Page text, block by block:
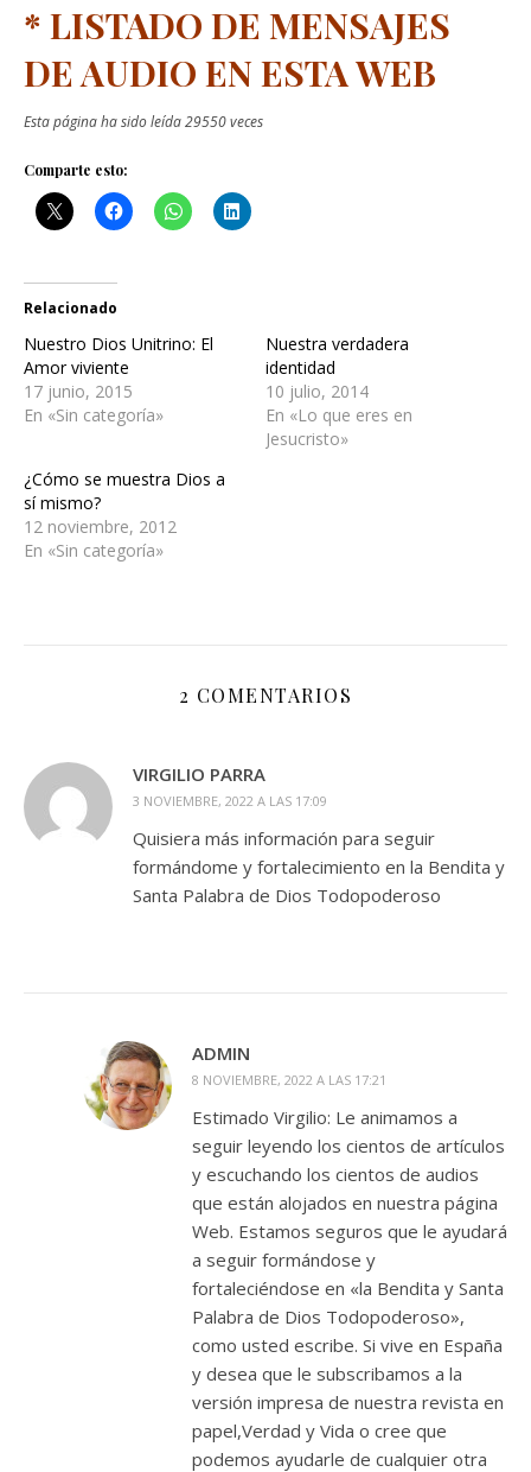
* LISTADO DE MENSAJES
DE AUDIO EN ESTA WEB
Esta página ha sido leída 29550 veces
Comparte esto:
Relacionado
Nuestro Dios Unitrino: El
Amor viviente
17 junio, 2015
En «Sin categoría»
Nuestra verdadera
identidad
10 julio, 2014
En «Lo que eres en
Jesucristo»
¿Cómo se muestra Dios a
sí mismo?
12 noviembre, 2012
En «Sin categoría»
2 COMENTARIOS
VIRGILIO PARRA
3 NOVIEMBRE, 2022 A LAS 17:09
Quisiera más información para seguir
formándome y fortalecimiento en la Bendita y
Santa Palabra de Dios Todopoderoso
ADMIN
8 NOVIEMBRE, 2022 A LAS 17:21
Estimado Virgilio: Le animamos a
seguir leyendo los cientos de artículos
y escuchando los cientos de audios
que están alojados en nuestra página
Web. Estamos seguros que le ayudará
a seguir formándose y
fortaleciéndose en «la Bendita y Santa
Palabra de Dios Todopoderoso»,
como usted escribe. Si vive en España
y desea que le subscribamos a la
versión impresa de nuestra revista en
papel,Verdad y Vida o cree que
podemos ayudarle de cualquier otra